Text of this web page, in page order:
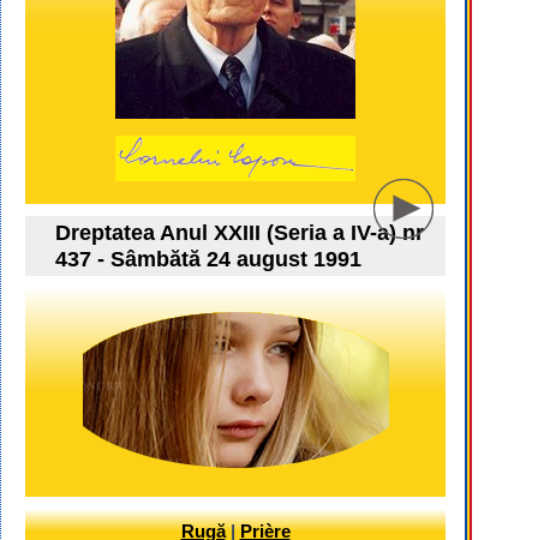
Dreptatea Anul XXIII (Seria a IV-a) nr
437 - Sâmbătă 24 august 1991
Rugă|Prière